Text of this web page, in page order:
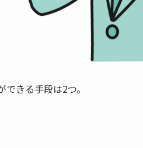
きる手段は2つ。